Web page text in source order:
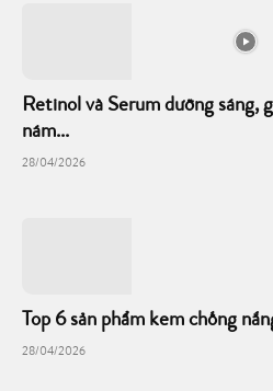
Retinol và Serum dưỡng sáng,
nám...
28/04/2026
Top 6 sản phẩm kem chống
28/04/2026